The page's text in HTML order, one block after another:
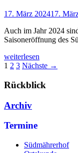
17. März 202417.
Auch im Jahr 2024
Saisoneröffnung des
weiterlesen
1 2 3 Nächste →
Rückblick
Archiv
Termine
Südmährerhof